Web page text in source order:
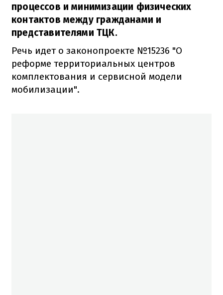
процессов и минимизации физических
контактов между гражданами и
представителями ТЦК.
Речь идет о законопроекте №15236 "О
реформе территориальных центров
комплектования и сервисной модели
мобилизации".